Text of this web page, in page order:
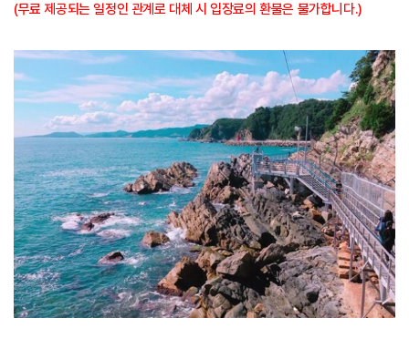
(무료 제공되는 일정인 관계로 대체 시 입장료의 환불은 불가합니다.)